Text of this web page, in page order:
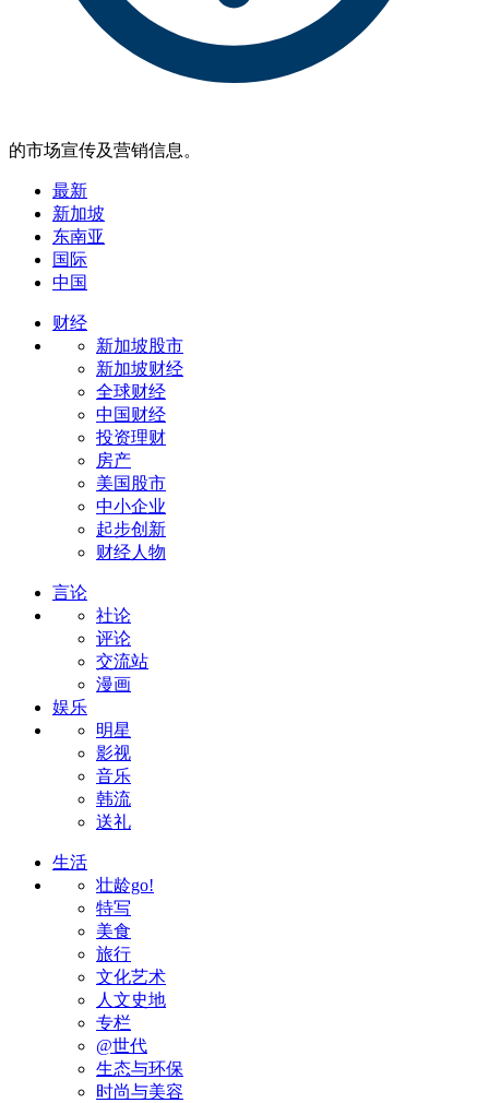
的市场宣传及营销信息。
最新
新加坡
东南亚
国际
中国
财经
新加坡股市
新加坡财经
全球财经
中国财经
投资理财
房产
美国股市
中小企业
起步创新
财经人物
言论
社论
评论
交流站
漫画
娱乐
明星
影视
音乐
韩流
送礼
生活
壮龄go!
特写
美食
旅行
文化艺术
人文史地
专栏
@世代
生态与环保
时尚与美容